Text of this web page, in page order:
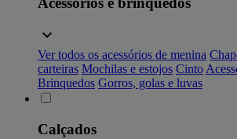
Ver todos os acessórios de menina
carteiras Mochilas e estojos Cinto
Brinquedos Gorros, golas e luvas
Calçados